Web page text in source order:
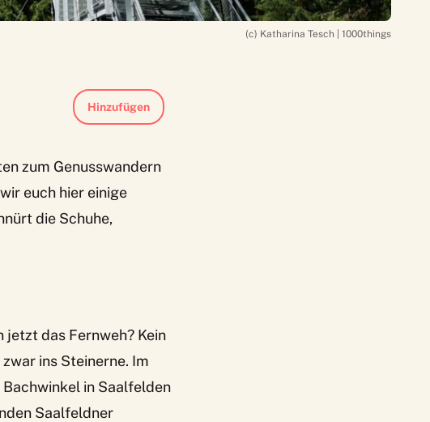
(c) Katharina Tesch | 1000things
Hinzufügen
zum Genusswandern
euch hier einige
die Schuhe,
das Fernweh? Kein
ins Steinerne. Im
in Saalfelden
Saalfeldner